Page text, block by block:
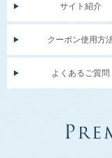
サイト紹介
クーポン使用方
よくあるご質問